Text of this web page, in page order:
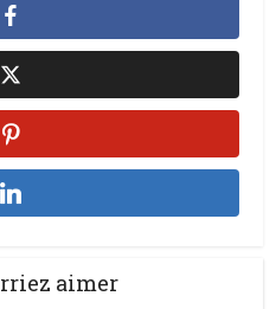
aimer